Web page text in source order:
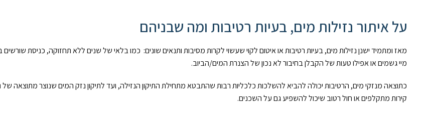
על איתור נזילות מים, בעיות רטיבות ומה שבניהם
מאז ומתמיד ישנן נזילות מים, בעיות רטיבות או איטום לקוי שעשוי לקרות מסיבות ותנאים שונים: כמו בלאי של שנים ללא תחזוקה, כניסת שורשים
מיי גשמים או אפילו טעות של הקבלן בחיבור לא נכון של הצנרת המים/הביוב.
כתוצאה מנזקי מים, הרטיבות יכולה להביא להשלכות כלכליות רבות שהתבטא מתחילת התיקון הנזילה, ועד לתיקון נזק המים שנוצר מתוצאה של
קירות מתקלפים או חול רטוב שיכול להשפיע גם על השכנים.